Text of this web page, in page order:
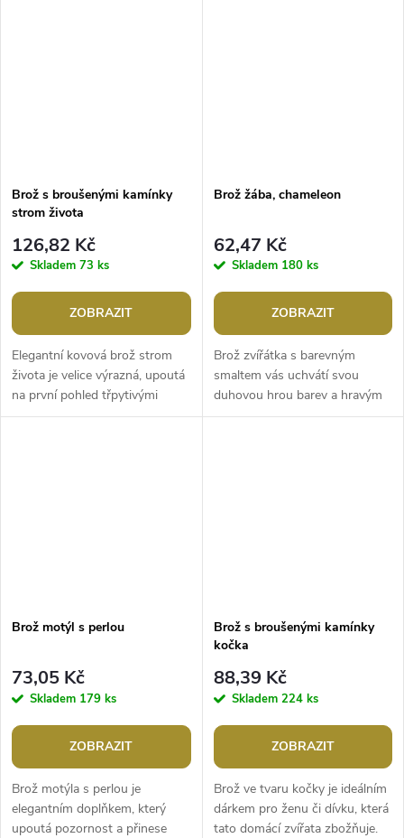
Brož s broušenými kamínky
strom života
126,82 Kč
Skladem 73 ks
ZOBRAZIT
Elegantní kovová brož strom
života je velice výrazná, upoutá
na první pohled třpytivými
broušenými kamínky zářícími v
Brož žába, chameleon
62,47 Kč
Skladem 180 ks
ZOBRAZIT
Brož zvířátka s barevným
smaltem vás uchvátí svou
duhovou hrou barev a hravým
designem. Je velice milá a
Brož motýl s perlou
73,05 Kč
Skladem 179 ks
ZOBRAZIT
Brož motýla s perlou je
elegantním doplňkem, který
upoutá pozornost a přinese
Brož s broušenými kamínky
kočka
88,39 Kč
Skladem 224 ks
ZOBRAZIT
Brož ve tvaru kočky je ideálním
dárkem pro ženu či dívku, která
tato domácí zvířata zbožňuje.